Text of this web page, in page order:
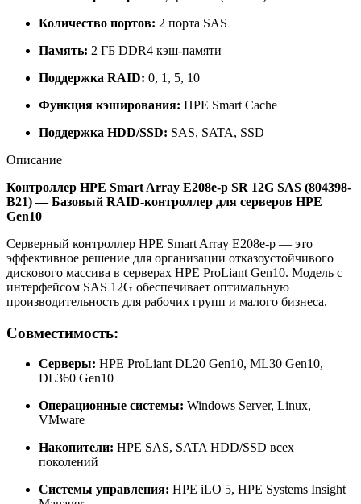
Количество портов: 2 порта SAS
Память: 2 ГБ DDR4 кэш-памяти
Поддержка RAID: 0, 1, 5, 10
Функция кэширования: HPE Smart Cache
Поддержка HDD/SSD: SAS, SATA, SSD
Описание
Контроллер HPE Smart Array E208e-p SR 12G SAS (804398-
B21) — Базовый RAID-контроллер для серверов HPE
Gen10
Серверный контроллер HPE Smart Array E208e-p — это
эффективное решение для организации отказоустойчивого
дискового массива в серверах HPE ProLiant Gen10. Модель с
интерфейсом SAS 12G обеспечивает оптимальную
производительность для рабочих групп и малого бизнеса.
Совместимость:
Серверы: HPE ProLiant DL20 Gen10, ML30 Gen10,
DL360 Gen10
Операционные системы: Windows Server, Linux,
VMware
Накопители: HPE SAS, SATA HDD/SSD всех
поколений
Системы управления: HPE iLO 5, HPE Systems Insight